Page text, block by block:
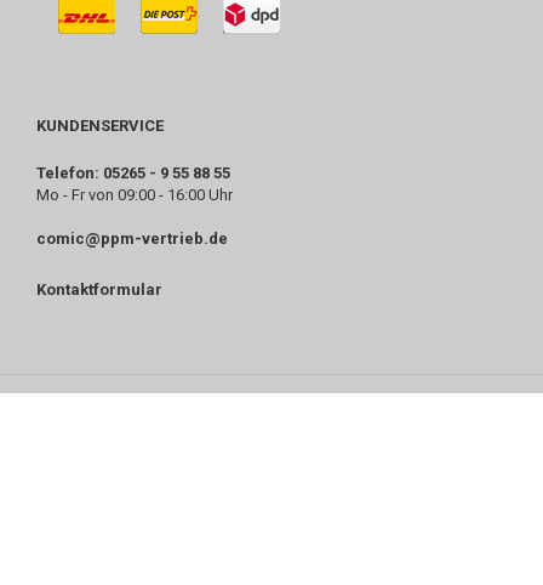
KUNDENSERVICE
Telefon: 05265 - 9 55 88 55
Mo - Fr von 09:00 - 16:00 Uhr
comic@ppm-vertrieb.de
Kontaktformular